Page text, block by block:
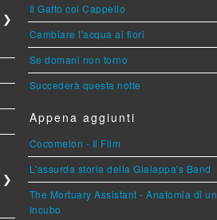
❯
❯
Il Gatto col Cappello
Cambiare l'acqua ai fiori
Se domani non torno
Succederà questa notte
Appena aggiunti
Cocomelon - Il Film
L'assurda storia della Gialappa's Band
The Mortuary Assistant - Anatomia di un
Incubo